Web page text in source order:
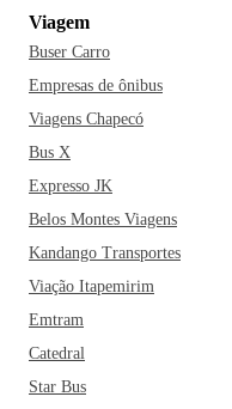
Viagem
Buser Carro
Empresas de ônibus
Viagens Chapecó
Bus X
Expresso JK
Belos Montes Viagens
Kandango Transportes
Viação Itapemirim
Emtram
Catedral
Star Bus